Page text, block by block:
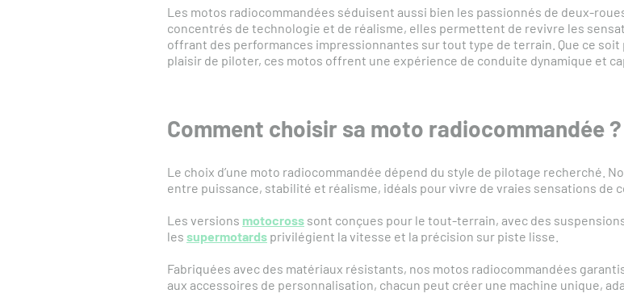
Les motos radiocommandées séduisent aussi bien les passionnés de deux-
concentrés de technologie et de réalisme, elles permettent de revivre les
offrant des performances impressionnantes sur tout type de terrain. Que ce
plaisir de piloter, ces motos offrent une expérience de conduite dynamique et
Comment choisir sa moto radiocommandée ?
Le choix d’une moto radiocommandée dépend du style de pilotage recherché.
entre puissance, stabilité et réalisme, idéals pour vivre de vraies sensations de
Les versions motocross sont conçues pour le tout-terrain, avec des
les supermotards privilégient la vitesse et la précision sur piste lisse.
Fabriquées avec des matériaux résistants, nos motos radiocommandées
aux accessoires de personnalisation, chacun peut créer une machine unique,